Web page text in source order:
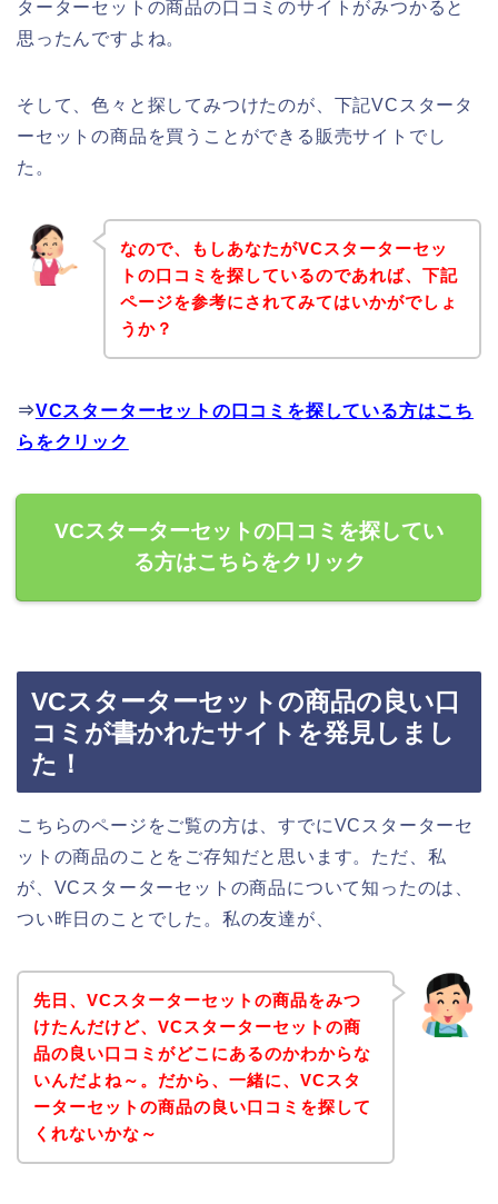
ターターセットの商品の口コミのサイトがみつかると
思ったんですよね。
そして、色々と探してみつけたのが、下記VCスタータ
ーセットの商品を買うことができる販売サイトでし
た。
なので、もしあなたがVCスターターセッ
トの口コミを探しているのであれば、下記
ページを参考にされてみてはいかがでしょ
うか？
⇒VCスターターセットの口コミを探している方はこち
らをクリック
VCスターターセットの口コミを探してい
る方はこちらをクリック
VCスターターセットの商品の良い口
コミが書かれたサイトを発見しまし
た！
こちらのページをご覧の方は、すでにVCスターターセ
ットの商品のことをご存知だと思います。ただ、私
が、VCスターターセットの商品について知ったのは、
つい昨日のことでした。私の友達が、
先日、VCスターターセットの商品をみつ
けたんだけど、VCスターターセットの商
品の良い口コミがどこにあるのかわからな
いんだよね～。だから、一緒に、VCスタ
ーターセットの商品の良い口コミを探して
くれないかな～